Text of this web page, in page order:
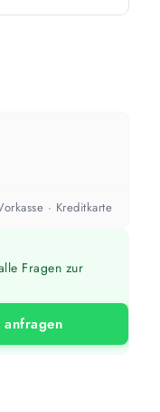
· Kreditkarte
Fragen zur